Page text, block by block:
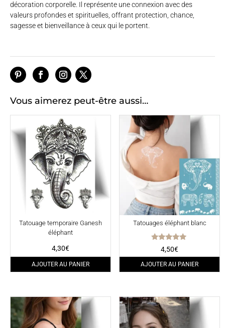
décoration corporelle. Il représente une connexion avec des
valeurs profondes et spirituelles, offrant protection, chance,
sagesse et bienveillance à ceux qui le portent.
Vous aimerez peut-être aussi…
Tatouage temporaire Ganesh
éléphant
4,30€
AJOUTER AU PANIER
Tatouages éléphant blanc
Note
5.00
4,50€
AJOUTER AU PANIER